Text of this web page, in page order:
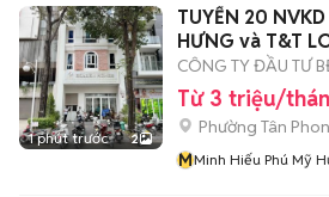
1 phút trước 2
TUYỂN 20
HƯNG và T&T
CÔNG TY ĐẦU TƯ
Từ 3 triệu/
Phường Tân
MMinh Hiếu Phú Mỹ